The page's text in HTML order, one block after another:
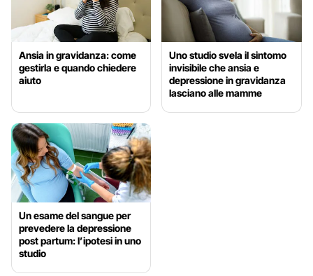
Ansia in gravidanza: come
gestirla e quando chiedere
aiuto
Uno studio svela il sintomo
invisibile che ansia e
depressione in gravidanza
lasciano alle mamme
Un esame del sangue per
prevedere la depressione
post partum: l’ipotesi in uno
studio